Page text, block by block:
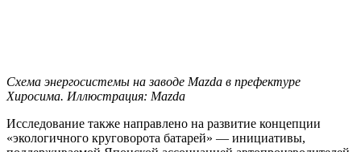
Схема энергосистемы на заводе Mazda в префектуре
Хиросима. Иллюстрация: Mazda
Исследование также направлено на развитие концепции
«экологичного круговорота батарей» — инициативы,